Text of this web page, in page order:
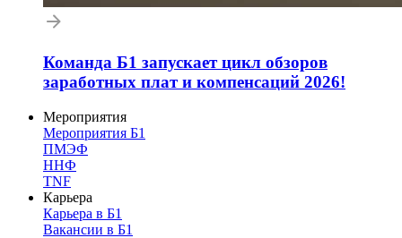
Команда Б1 запускает цикл обзоров
заработных плат и компенсаций 2026!
Мероприятия
Мероприятия Б1
ПМЭФ
ННФ
TNF
Карьера
Карьера в Б1
Вакансии в Б1